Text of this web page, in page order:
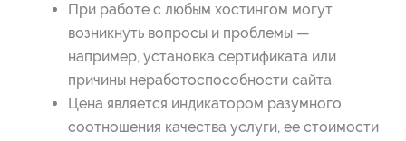
При работе с любым хостингом могут
возникнуть вопросы и проблемы —
например, установка сертификата или
причины неработоспособности сайта.
Цена является индикатором разумного
соотношения качества услуги, ее стоимости